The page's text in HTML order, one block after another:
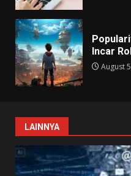
Incar
August
LAINNYA